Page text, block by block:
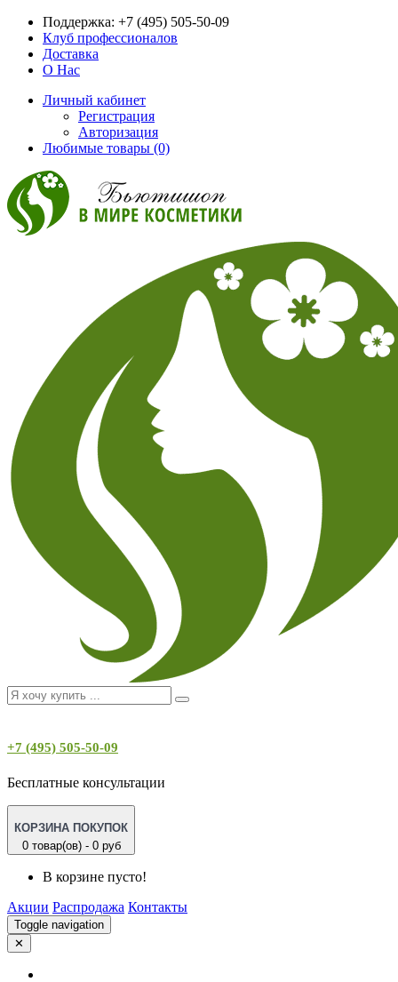
Поддержка: +7 (495) 505-50-09
Клуб профессионалов
Доставка
О Нас
Личный кабинет
Регистрация
Авторизация
Любимые товары (0)
+7 (495) 505-50-09
Бесплатные консультации
КОРЗИНА ПОКУПОК
0 товар(ов) - 0 руб
В корзине пусто!
Акции Распродажа Контакты
Toggle navigation
✕